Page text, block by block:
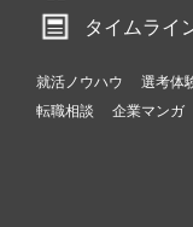
タイムライ
就活ノウハウ 選考体
転職相談
企業マンガ